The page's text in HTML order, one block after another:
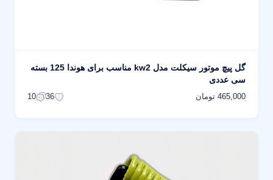
گل پیچ موتور سیکلت مدل kw2 مناسب برای هوندا 125 بسته
سی عددی
465,000 تومان 36
10